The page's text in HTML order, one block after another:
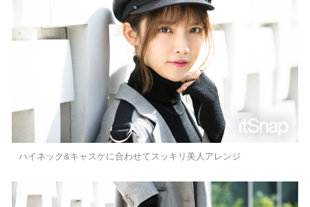
ハイネック&キャスケに合わせてスッキリ美人アレンジ